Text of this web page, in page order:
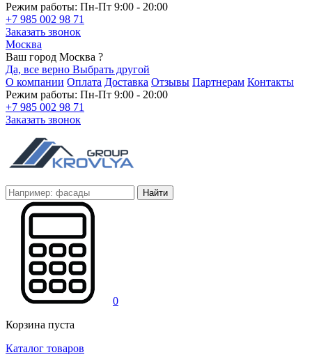
Режим работы: Пн-Пт 9:00 - 20:00
+7 985 002 98 71
Заказать звонок
Москва
Ваш город Москва ?
Да, все верно Выбрать другой
О компании Оплата Доставка Отзывы Партнерам Контакты
Режим работы: Пн-Пт 9:00 - 20:00
+7 985 002 98 71
Заказать звонок
Найти
0
Корзина пуста
Каталог товаров